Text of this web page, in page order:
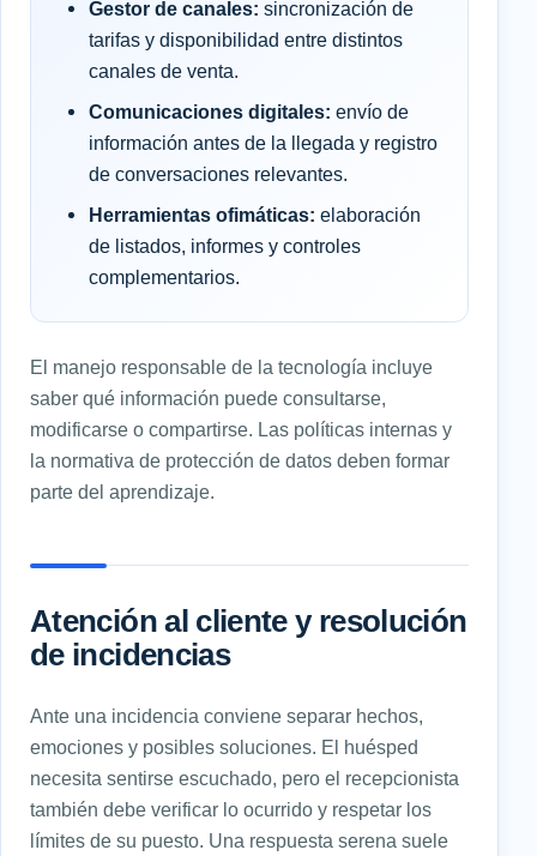
Gestor de canales: sincronización de
tarifas y disponibilidad entre distintos
canales de venta.
Comunicaciones digitales: envío de
información antes de la llegada y registro
de conversaciones relevantes.
Herramientas ofimáticas: elaboración
de listados, informes y controles
complementarios.
El manejo responsable de la tecnología incluye
saber qué información puede consultarse,
modificarse o compartirse. Las políticas internas y
la normativa de protección de datos deben formar
parte del aprendizaje.
Atención al cliente y resolución
de incidencias
Ante una incidencia conviene separar hechos,
emociones y posibles soluciones. El huésped
necesita sentirse escuchado, pero el recepcionista
también debe verificar lo ocurrido y respetar los
límites de su puesto. Una respuesta serena suele